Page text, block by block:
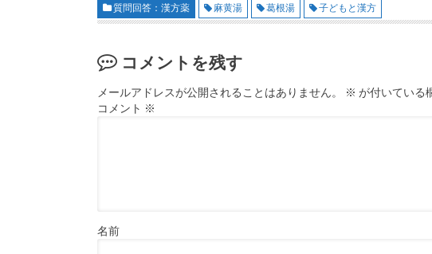
質問回答：漢方薬 麻黄湯 葛根湯 子どもと漢方
コメントを残す
メールアドレスが公開されることはありません。 ※ が付いている
コメント ※
名前